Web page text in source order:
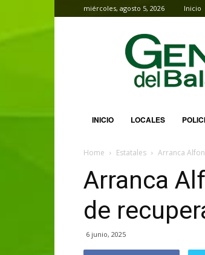
miércoles, agosto 5, 2026 Inicio
Gente
del
Balsas
INICIO LOCALES
Home Estatales Arranca
Arranca
de
6 junio, 2025